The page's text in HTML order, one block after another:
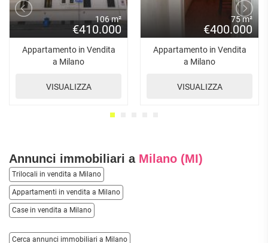
106 m²
€410.000
Appartamento in Vendita
a Milano
VISUALIZZA
75 m²
€400.000
Appartamento in Vendita
a Milano
VISUALIZZA
Annunci immobiliari a Milano (MI)
Trilocali in vendita a Milano
Appartamenti in vendita a Milano
Case in vendita a Milano
Cerca annunci immobiliari a Milano